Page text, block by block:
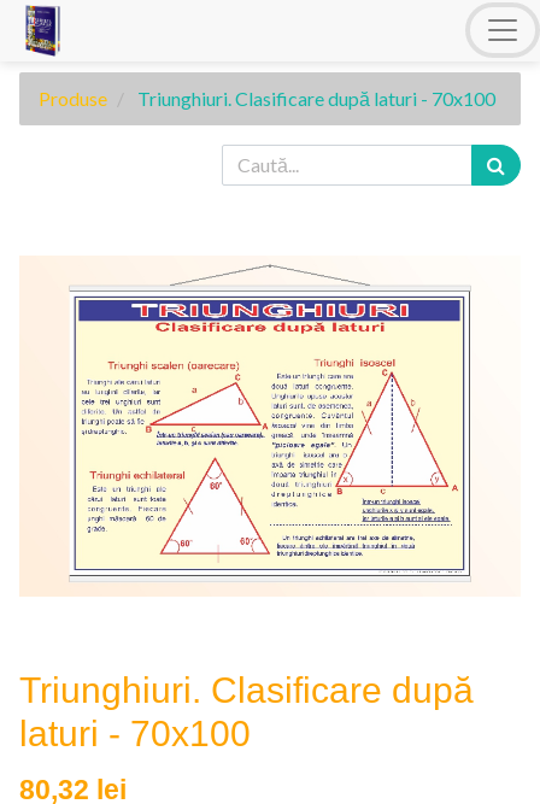
Produse Triunghiuri. Clasificare după laturi - 70x100
Triunghiuri. Clasificare după
laturi - 70x100
80,32 lei